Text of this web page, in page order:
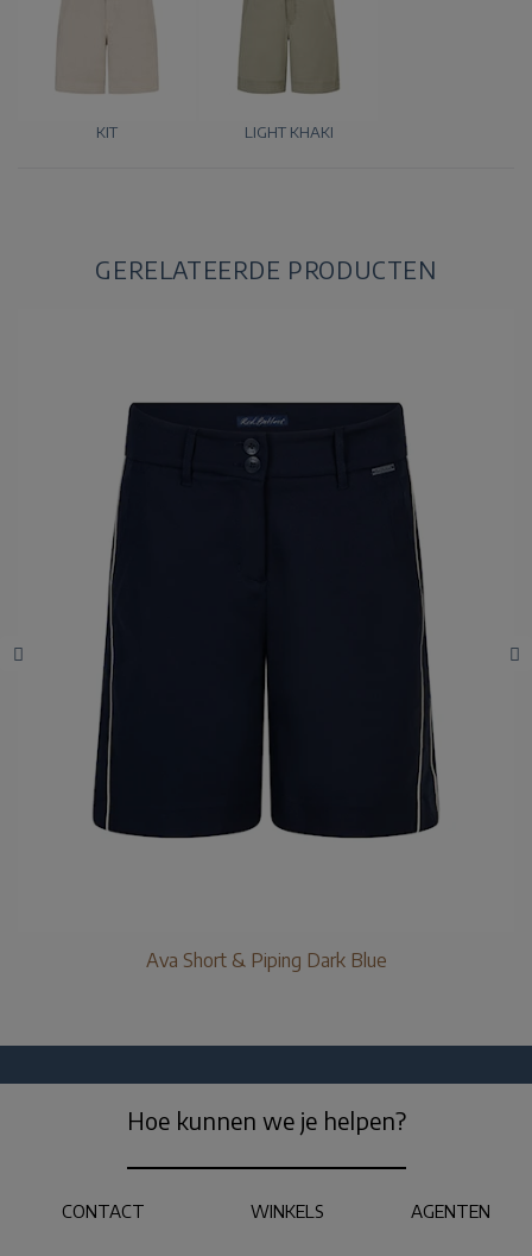
KIT LIGHT KHAKI
GERELATEERDE PRODUCTEN
Ava Short & Piping Dark Blue
Hoe kunnen we je helpen?
CONTACT WINKELS AGENTEN